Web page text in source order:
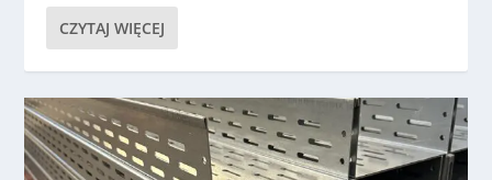
CZYTAJ WIĘCEJ